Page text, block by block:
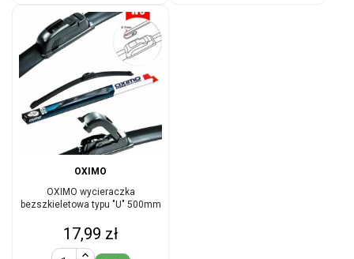
OXIMO
OXIMO wycieraczka
bezszkieletowa typu "U" 500mm
Cena
17,99 zł